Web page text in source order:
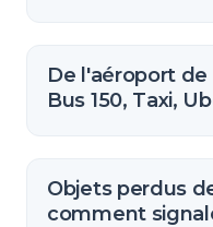
De l'aéroport de
Bus 150, Taxi,
Objets perdus
comment